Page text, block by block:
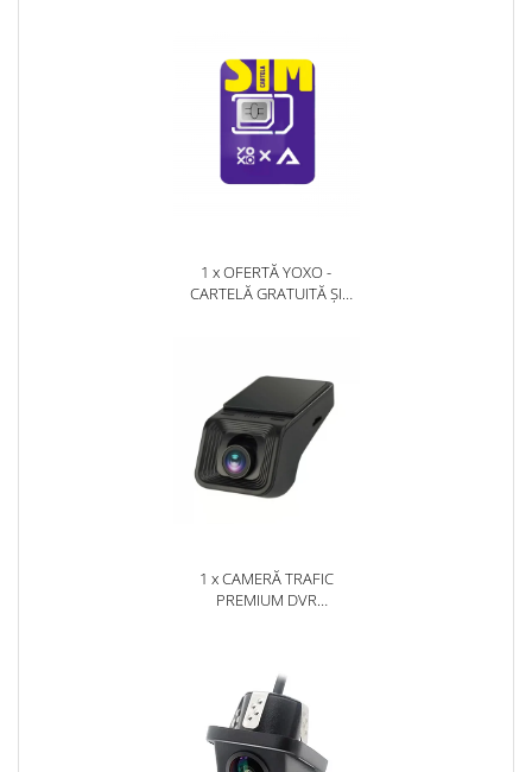
1 x OFERTĂ YOXO -
CARTELĂ GRATUITĂ ȘI
1 x CAMERĂ TRAFIC
PREMIUM DVR
BGCMDVR3